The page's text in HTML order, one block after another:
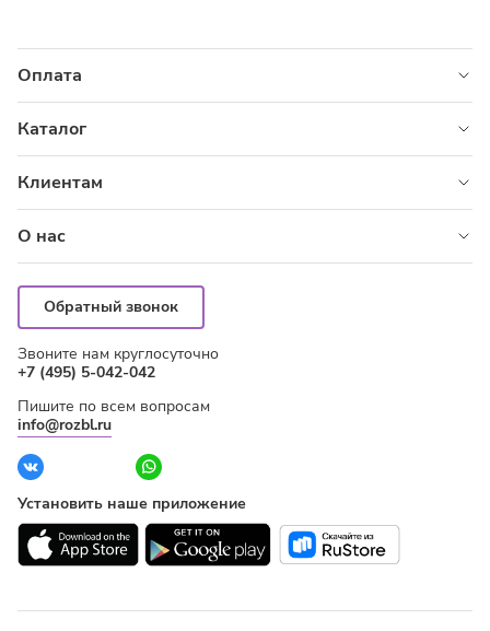
Оплата
Картой курьеру
Каталог
Розы
Подарки
Клиентам
Бонусная программа
Как заказать
Оплата
Доставка
Гарантия качества
О нас
Адреса магазинов
Контакты
Вакансии
Блог
Отзывы
Наши витрины
Обратный звонок
Звоните нам круглосуточно
+7 (495) 5-042-042
Пишите по всем вопросам
info@rozbl.ru
Установить наше приложение